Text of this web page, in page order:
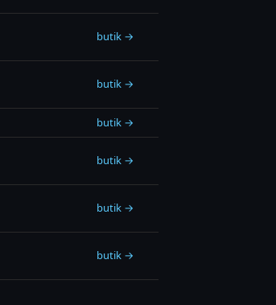
butik →
butik →
butik →
butik →
butik →
butik →